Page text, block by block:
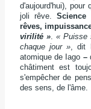
d'aujourd'hui), pour
joli rêve.Science
rêves,
virilité ». « Puisse
chaque jour » , dit
atomique de Iago –
châtiment est
s'empêcher de
des sens, de l'âme.